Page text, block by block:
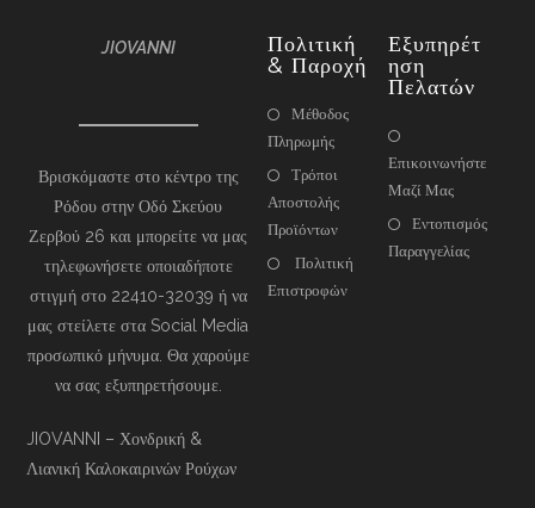
JIOVANNI
Βρισκόμαστε στο κέντρο της
Ρόδου στην Οδό Σκεύου
Ζερβού 26 και μπορείτε να μας
τηλεφωνήσετε οποιαδήποτε
στιγμή στο 22410-32039 ή να
μας στείλετε στα Social Media
προσωπικό μήνυμα. Θα χαρούμε
να σας εξυπηρετήσουμε.
JIOVANNI – Χονδρική &
Λιανική Καλοκαιρινών Ρούχων
Πολιτική
& Παροχή
Μέθοδος
Πληρωμής
Τρόποι
Αποστολής
Προϊόντων
Πολιτική
Επιστροφών
Εξυπηρέτ
Ηση
Πελατών
Επικοινωνήστε
Μαζί Μας
Εντοπισμός
Παραγγελίας